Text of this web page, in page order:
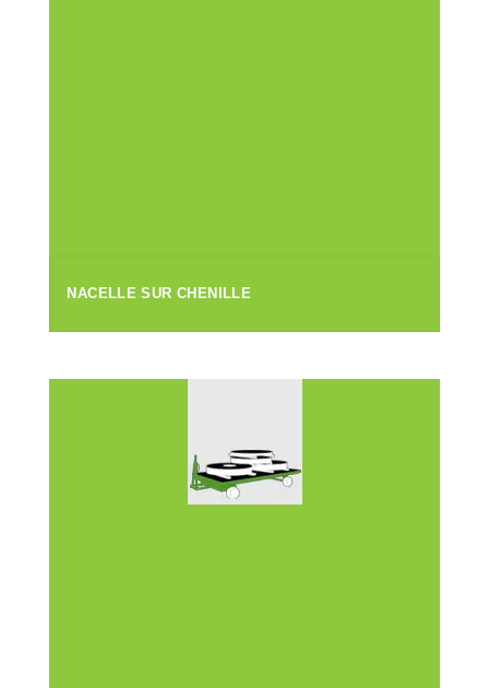
NACELLE SUR CHENILLE